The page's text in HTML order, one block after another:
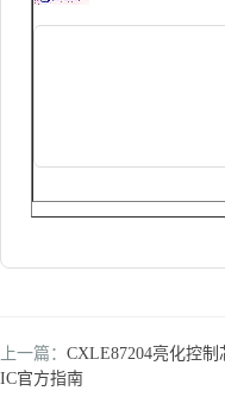
上一篇： CXLE87204亮化控
IC官方指南